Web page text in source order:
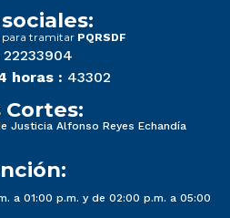
para tramitar PQRSDF
22233904
horas : 43302
Justicia Alfonso Reyes Echandía
a 01:00 p.m. y de 02:00 p.m. a 05:00